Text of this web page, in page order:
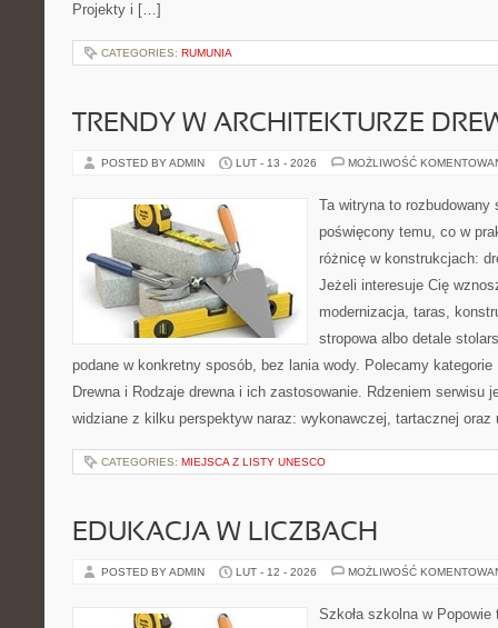
Projekty i […]
CATEGORIES: RUMUNIA
TRENDY W ARCHITEKTURZE
POSTED BY ADMIN LUT - 13 - 2026 MOŻLIWOŚĆ
Ta witryna to rozbudowany
poświęcony temu, co w
różnicę w konstrukcjach:
Jeżeli interesuje Cię
modernizacja, taras,
stropowa albo detale
podane w konkretny sposób, bez lania wody. Polecamy kategorie
Drewna i Rodzaje drewna i ich zastosowanie. Rdzeniem serwisu
widziane z kilku perspektyw naraz: wykonawczej, tartacznej
CATEGORIES: MIEJSCA Z LISTY UNESCO
EDUKACJA W LICZBACH
POSTED BY ADMIN LUT - 12 - 2026 MOŻLIWOŚĆ
Szkoła szkolna w